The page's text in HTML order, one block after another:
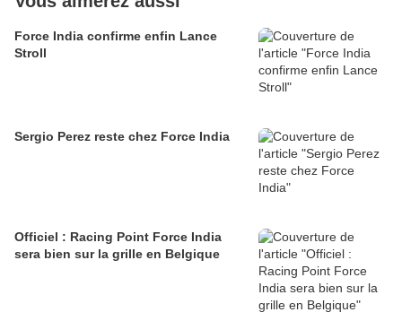
Force India confirme enfin Lance
Stroll
Sergio Perez reste chez Force India
Officiel : Racing Point Force India
sera bien sur la grille en Belgique